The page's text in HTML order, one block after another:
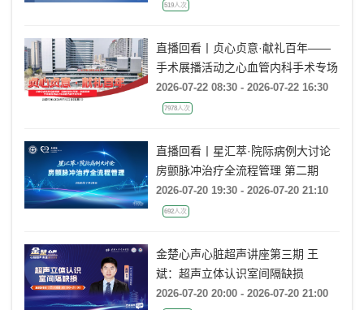
流的超声培训：从病理机制到临床诊
519人次
直播回看丨贞心贞意·献礼百年——
手术展播活动之心血管内科手术专场
2026-07-22 08:30 - 2026-07-22 16:30
7978人次
直播回看丨星汇萃·院际病例大讨论
房颤脉冲治疗全流程管理 第二期
2026-07-20 19:30 - 2026-07-20 21:10
692人次
金楚心声心脏超声讲座第三期 王
斌：超声立体认识室间隔缺损
2026-07-20 20:00 - 2026-07-20 21:00